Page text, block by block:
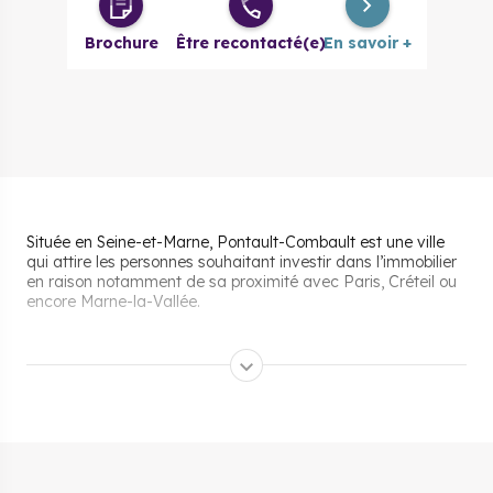
pièces
à partir de 399 600 €
Brochure Être recontacté(e)En savoir +
Située en Seine-et-Marne, Pontault-Combault est une ville
qui attire les personnes souhaitant investir dans l’immobilier
en raison notamment de sa proximité avec Paris, Créteil ou
encore Marne-la-Vallée.
Les aides pour acheter un